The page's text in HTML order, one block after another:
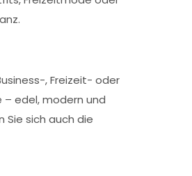
, Freizeit- oder
– edel, modern und
Sie sich auch die